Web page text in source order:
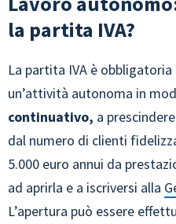
la partita IVA?
La partita IVA è
un’attività autonoma in
continuativo, a
dal numero di clienti
5.000 euro annui da
ad aprirla e a iscriversi alla
L’apertura può essere